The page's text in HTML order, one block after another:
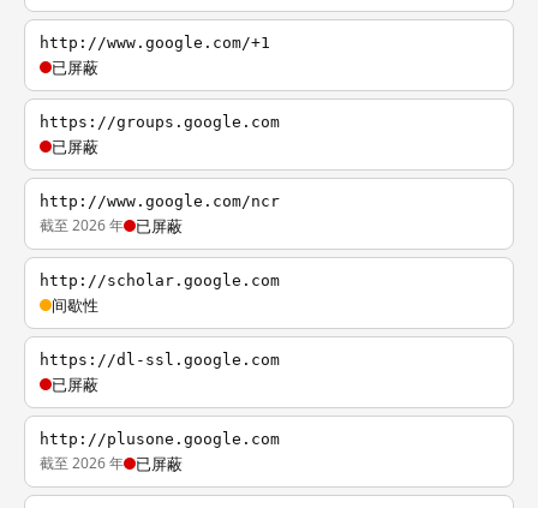
http://www.google.com/+1
已屏蔽
https://groups.google.com
已屏蔽
http://www.google.com/ncr
截至 2026 年 已屏蔽
http://scholar.google.com
间歇性
https://dl-ssl.google.com
已屏蔽
http://plusone.google.com
截至 2026 年 已屏蔽